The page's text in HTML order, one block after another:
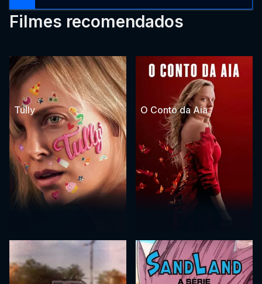
Filmes recomendados
Tully O Conto da Aia